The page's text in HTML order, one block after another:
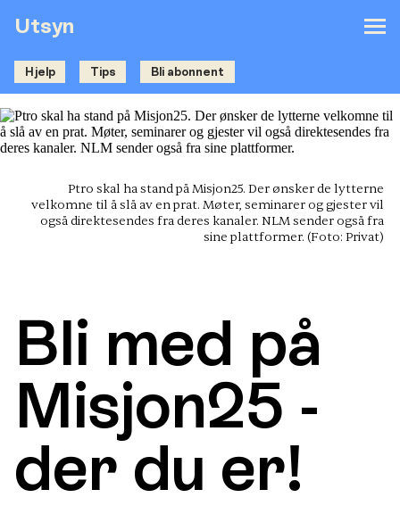
Utsyn
Hjelp Tips Bli abonnent
Ptro skal ha stand på Misjon25. Der ønsker de lytterne
velkomne til å slå av en prat. Møter, seminarer og gjester vil
også direktesendes fra deres kanaler. NLM sender også fra
sine plattformer. (Foto: Privat)
Bli med på
Misjon25 -
der du er!